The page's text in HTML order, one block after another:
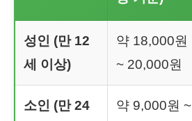
성인 (만 12
세 이상)
약 18,000원
~ 20,000원
소인 (만 24 약 9,000원 ~